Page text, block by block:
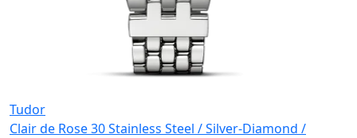
Tudor
Clair de Rose 30 Stainless Steel / Silver-Diamond /